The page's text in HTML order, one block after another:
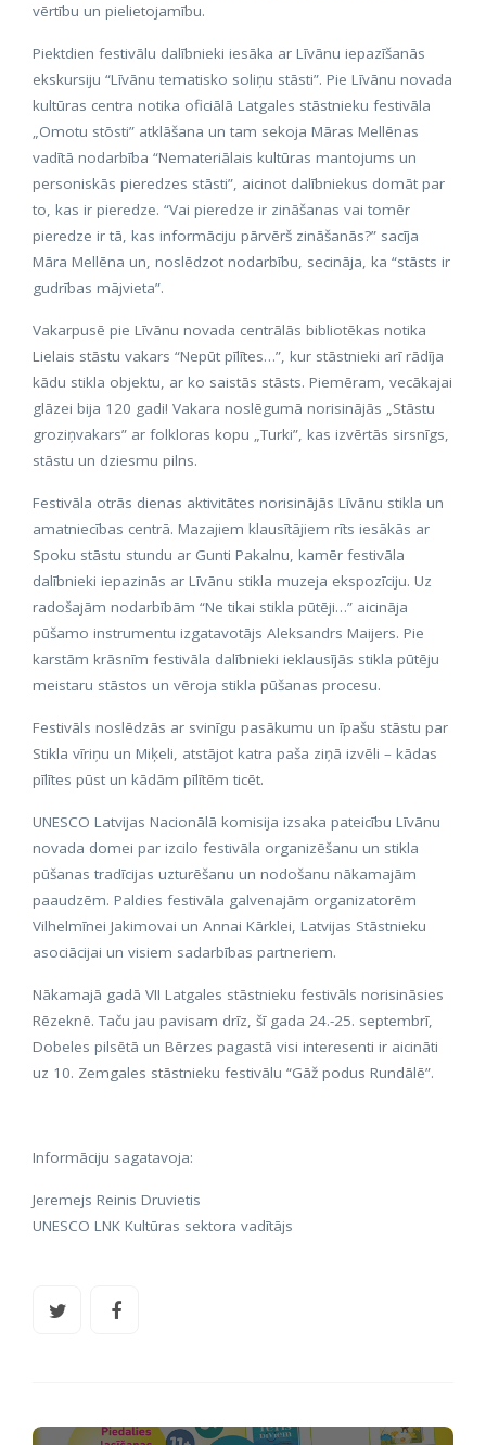
vērtību un pielietojamību.
Piektdien festivālu dalībnieki iesāka ar Līvānu iepazīšanās
ekskursiju “Līvānu tematisko soliņu stāsti”. Pie Līvānu novada
kultūras centra notika oficiālā Latgales stāstnieku festivāla
„Omotu stōsti” atklāšana un tam sekoja Māras Mellēnas
vadītā nodarbība “Nemateriālais kultūras mantojums un
personiskās pieredzes stāsti”, aicinot dalībniekus domāt par
to, kas ir pieredze. “Vai pieredze ir zināšanas vai tomēr
pieredze ir tā, kas informāciju pārvērš zināšanās?” sacīja
Māra Mellēna un, noslēdzot nodarbību, secināja, ka “stāsts ir
gudrības mājvieta”.
Vakarpusē pie Līvānu novada centrālās bibliotēkas notika
Lielais stāstu vakars “Nepūt pīlītes…”, kur stāstnieki arī rādīja
kādu stikla objektu, ar ko saistās stāsts. Piemēram, vecākajai
glāzei bija 120 gadi! Vakara noslēgumā norisinājās „Stāstu
groziņvakars” ar folkloras kopu „Turki”, kas izvērtās sirsnīgs,
stāstu un dziesmu pilns.
Festivāla otrās dienas aktivitātes norisinājās Līvānu stikla un
amatniecības centrā. Mazajiem klausītājiem rīts iesākās ar
Spoku stāstu stundu ar Gunti Pakalnu, kamēr festivāla
dalībnieki iepazinās ar Līvānu stikla muzeja ekspozīciju. Uz
radošajām nodarbībām “Ne tikai stikla pūtēji…” aicināja
pūšamo instrumentu izgatavotājs Aleksandrs Maijers. Pie
karstām krāsnīm festivāla dalībnieki ieklausījās stikla pūtēju
meistaru stāstos un vēroja stikla pūšanas procesu.
Festivāls noslēdzās ar svinīgu pasākumu un īpašu stāstu par
Stikla vīriņu un Miķeli, atstājot katra paša ziņā izvēli – kādas
pīlītes pūst un kādām pīlītēm ticēt.
UNESCO Latvijas Nacionālā komisija izsaka pateicību Līvānu
novada domei par izcilo festivāla organizēšanu un stikla
pūšanas tradīcijas uzturēšanu un nodošanu nākamajām
paaudzēm. Paldies festivāla galvenajām organizatorēm
Vilhelmīnei Jakimovai un Annai Kārklei, Latvijas Stāstnieku
asociācijai un visiem sadarbības partneriem.
Nākamajā gadā VII Latgales stāstnieku festivāls norisināsies
Rēzeknē. Taču jau pavisam drīz, šī gada 24.-25. septembrī,
Dobeles pilsētā un Bērzes pagastā visi interesenti ir aicināti
uz 10. Zemgales stāstnieku festivālu “Gāž podus Rundālē”.
Informāciju sagatavoja:
Jeremejs Reinis Druvietis
UNESCO LNK Kultūras sektora vadītājs